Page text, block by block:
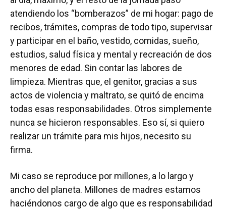
atendiendo los “bomberazos” de mi hogar: pago de
recibos, trámites, compras de todo tipo, supervisar
y participar en el baño, vestido, comidas, sueño,
estudios, salud física y mental y recreación de dos
menores de edad. Sin contar las labores de
limpieza. Mientras que, el genitor, gracias a sus
actos de violencia y maltrato, se quitó de encima
todas esas responsabilidades. Otros simplemente
nunca se hicieron responsables. Eso sí, si quiero
realizar un trámite para mis hijos, necesito su
firma.
Mi caso se reproduce por millones, a lo largo y
ancho del planeta. Millones de madres estamos
haciéndonos cargo de algo que es responsabilidad